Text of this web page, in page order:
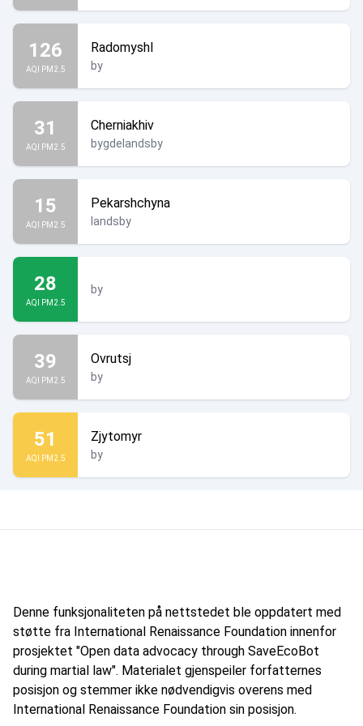
126
AQI PM2.5
Radomyshl
by
31
AQI PM2.5
Cherniakhiv
bygdelandsby
15
AQI PM2.5
Pekarshchyna
landsby
28
AQI PM2.5
by
39
AQI PM2.5
Ovrutsj
by
51
AQI PM2.5
Zjytomyr
by
Denne funksjonaliteten på nettstedet ble oppdatert med
støtte fra International Renaissance Foundation innenfor
prosjektet "Open data advocacy through SaveEcoBot
during martial law". Materialet gjenspeiler forfatternes
posisjon og stemmer ikke nødvendigvis overens med
International Renaissance Foundation sin posisjon.